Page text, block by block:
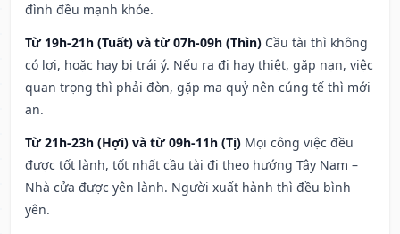
đình đều mạnh khỏe.
Từ 19h-21h (Tuất) và từ 07h-09h (Thìn) Cầu tài thì không
có lợi, hoặc hay bị trái ý. Nếu ra đi hay thiệt, gặp nạn, việc
quan trọng thì phải đòn, gặp ma quỷ nên cúng tế thì mới
an.
Từ 21h-23h (Hợi) và từ 09h-11h (Tị) Mọi công việc đều
được tốt lành, tốt nhất cầu tài đi theo hướng Tây Nam –
Nhà cửa được yên lành. Người xuất hành thì đều bình
yên.